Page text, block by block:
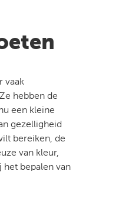
vaak
hebben de
een kleine
gezelligheid
bereiken, de
van kleur,
het bepalen van